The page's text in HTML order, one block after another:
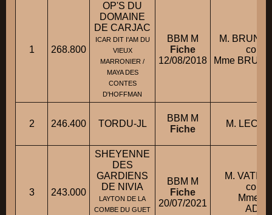
1 268.800
OP'S DU
DOMAINE
DE CARJAC
ICAR DIT I'AM DU
VIEUX
MARRONIER /
MAYA DES
CONTES
D'HOFFMAN
BBM M
Fiche
12/08/2018
M.
Mme
2 246.400 TORDU-JL
BBM M
Fiche
M.
3 243.000
SHEYENNE
DES
GARDIENS
DE NIVIA
LAYTON DE LA
COMBE DU GUET
BBM M
Fiche
20/07/2021
M.
Mme